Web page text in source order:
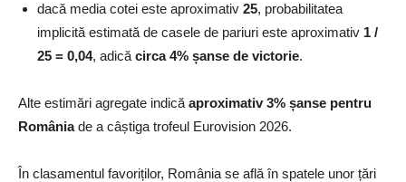
dacă media cotei este aproximativ 25, probabilitatea
implicită estimată de casele de pariuri este aproximativ 1 /
25 = 0,04, adică circa 4% șanse de victorie.
Alte estimări agregate indică aproximativ 3% șanse pentru
Româniade a câștiga trofeul Eurovision 2026.
În clasamentul favoriților, România se află în spatele unor țări